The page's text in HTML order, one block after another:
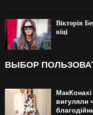
Вікторія
віці
ВЫБОР
вигуляли